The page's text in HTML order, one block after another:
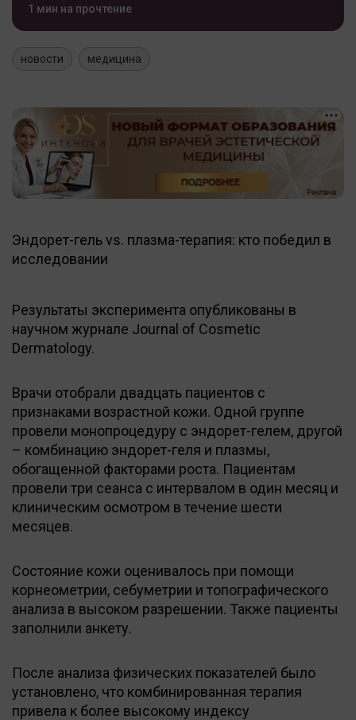
1 мин на прочтение
новости медицина
Эндорет-гель vs. плазма-терапия: кто победил в
исследовании
Результаты эксперимента опубликованы в
научном журнале Journal of Cosmetic
Dermatology.
Врачи отобрали двадцать пациентов с
признаками возрастной кожи. Одной группе
провели монопроцедуру с эндорет-гелем, другой
– комбинацию эндорет-геля и плазмы,
обогащенной факторами роста. Пациентам
провели три сеанса с интервалом в один месяц и
клиническим осмотром в течение шести
месяцев.
Состояние кожи оценивалось при помощи
корнеометрии, себуметрии и топографического
анализа в высоком разрешении. Также пациенты
заполнили анкету.
После анализа физических показателей было
установлено, что комбинированная терапия
привела к более высокому индексу